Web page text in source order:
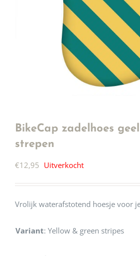
BikeCap zadelhoes
strepen
€12,95 Uitverkocht
Vrolijk waterafstotend hoesje voor
Variant: Yellow & green stripes